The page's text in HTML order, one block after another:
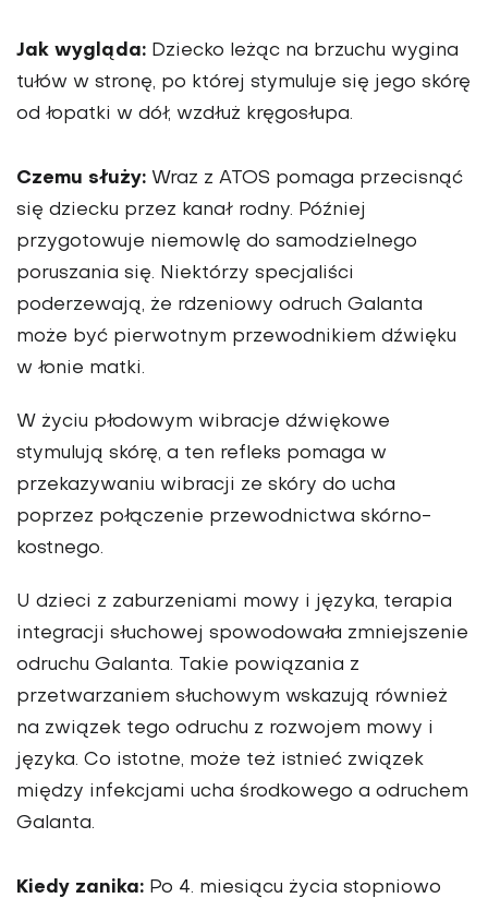
Jak wygląda: Dziecko leżąc na brzuchu wygina
tułów w stronę, po której stymuluje się jego skórę
od łopatki w dół, wzdłuż kręgosłupa.
Czemu służy: Wraz z ATOS pomaga przecisnąć
się dziecku przez kanał rodny. Później
przygotowuje niemowlę do samodzielnego
poruszania się. Niektórzy specjaliści
poderzewają, że rdzeniowy odruch Galanta
może być pierwotnym przewodnikiem dźwięku
w łonie matki.
W życiu płodowym wibracje dźwiękowe
stymulują skórę, a ten refleks pomaga w
przekazywaniu wibracji ze skóry do ucha
poprzez połączenie przewodnictwa skórno-
kostnego.
U dzieci z zaburzeniami mowy i języka, terapia
integracji słuchowej spowodowała zmniejszenie
odruchu Galanta. Takie powiązania z
przetwarzaniem słuchowym wskazują również
na związek tego odruchu z rozwojem mowy i
języka. Co istotne, może też istnieć związek
między infekcjami ucha środkowego a odruchem
Galanta.
Kiedy zanika: Po 4. miesiącu życia stopniowo